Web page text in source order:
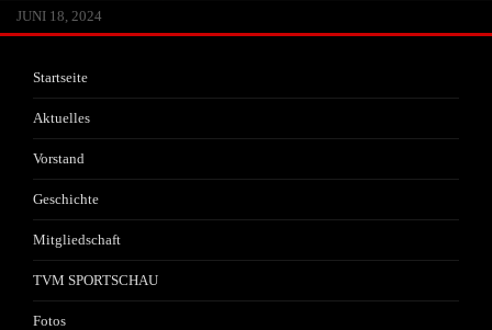
JUNI 13, 2026
MAI 30, 2026
APRIL 29, 2026
FEBRUAR 14, 2026
JANUAR 22, 2026
JULI 20, 2025
JULI 1, 2025
JUNI 17, 2025
JANUAR 25, 2025
JANUAR 25, 2025
JANUAR 25, 2025
OKTOBER 25, 2024
AUGUST 8, 2024
JULI 3, 2024
JUNI 18, 2024
Startseite
Aktuelles
Vorstand
Geschichte
Mitgliedschaft
TVM SPORTSCHAU
Fotos